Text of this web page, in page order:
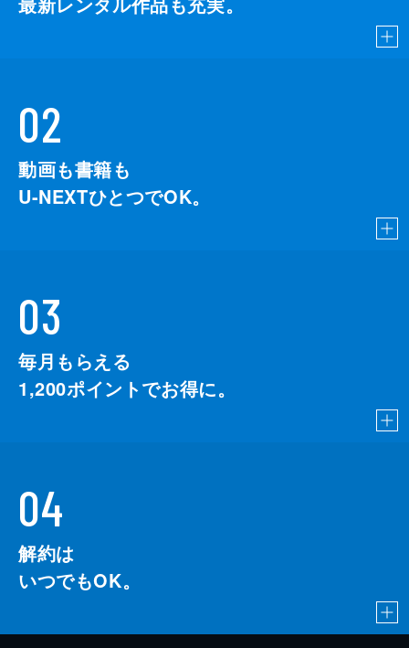
02
動画も書籍も
U-NEXTひとつでOK。
03
毎月もらえる
1,200ポイントでお得に。
04
解約は
いつでもOK。